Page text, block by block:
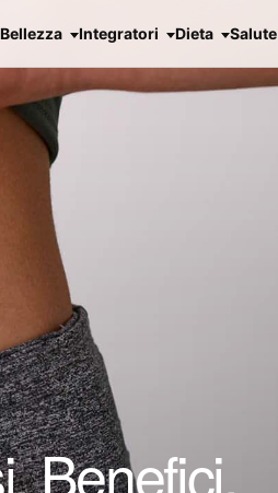
Bellezza Integratori Dieta Salute
Benefici,